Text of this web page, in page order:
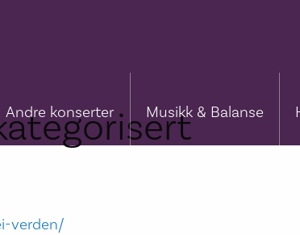
Andre konserter Musikk & Balanse
verden/